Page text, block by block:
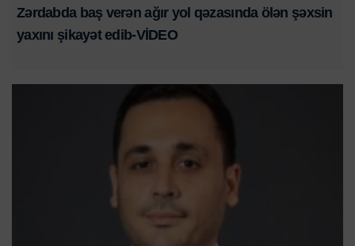
Zərdabda baş verən ağır yol qəzasında ölən şəxsin
yaxını şikayət edib-VİDEO